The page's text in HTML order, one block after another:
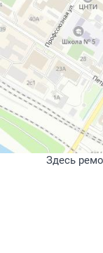
Здесь